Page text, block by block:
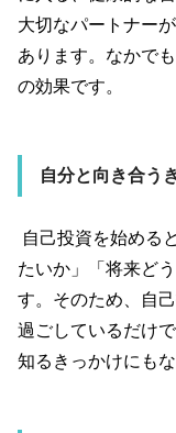
大切なパートナー
あります。なかで
の効果です。
自分と向き合う
自己投資を始める
たいか」「将来ど
す。そのため、自
過ごしているだけ
知るきっかけにもな